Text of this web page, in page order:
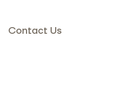
Contact Us